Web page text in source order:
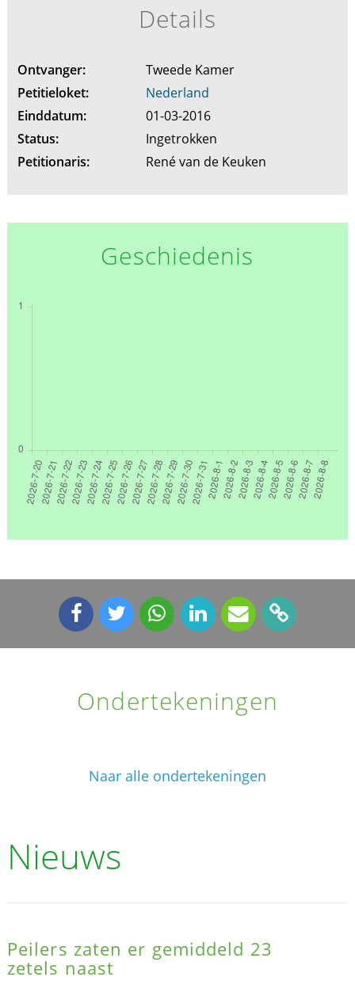
Details
Ontvanger:
Tweede Kamer
Petitieloket:
Nederland
Einddatum:
01-03-2016
Status:
Ingetrokken
Petitionaris:
René van de Keuken
Geschiedenis
Ondertekeningen
Naar alle ondertekeningen
Nieuws
Peilers zaten er gemiddeld 23
zetels naast